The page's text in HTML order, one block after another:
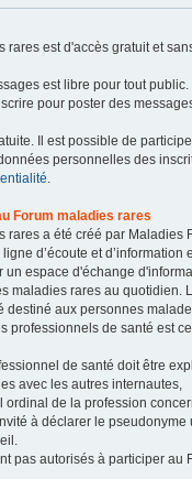
rares est d'accès gratuit et
est libre pour tout
pour poster des
Il est possible de
personnelles des
.
Forum maladies rares
rares a été créé par Maladies
d’écoute et d’information
un espace d'échange
maladies rares au quotidien.
destiné aux personnes
professionnels de santé est
de santé doit être
avec les autres internautes,
ordinal de la profession
à déclarer le pseudonyme
pas autorisés à participer au